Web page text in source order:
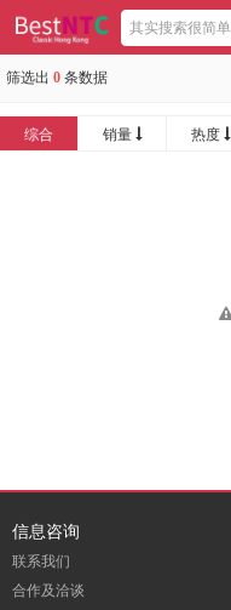
筛选出 0 条数据
综合 销量 热度
信息咨询
联系我们
合作及洽谈